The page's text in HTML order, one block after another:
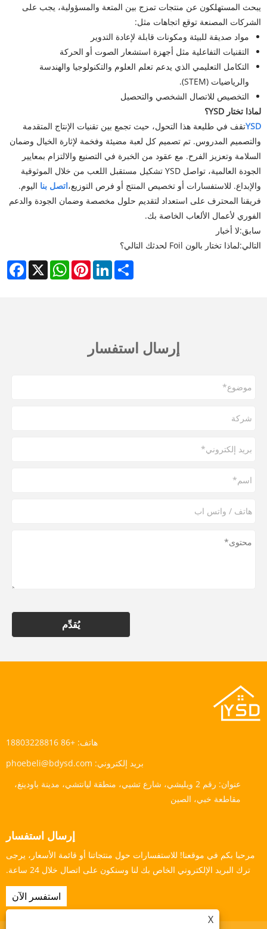
يبحث المستهلكون عن منتجات تمزج بين المتعة والمسؤولية، يجب على
الشركات المصنعة توقع اتجاهات مثل:
مواد صديقة للبيئة ومكونات قابلة لإعادة التدوير
التقنيات التفاعلية مثل أجهزة استشعار الصوت أو الحركة
التكامل التعليمي الذي يدعم تعلم العلوم والتكنولوجيا والهندسة
والرياضيات (STEM).
التخصيص للاتصال الشخصي والتحصيل
لماذا تختار YSD؟
YSDتقف في طليعة هذا التحول، حيث تجمع بين تقنيات الإنتاج المتقدمة
والتصميم المدروس. تم تصميم كل لعبة مضيئة وفخمة لإثارة الخيال وضمان
السلامة وتعزيز الفرح. مع عقود من الخبرة في التصنيع والالتزام بمعايير
الجودة العالمية، تواصل YSD تشكيل مستقبل اللعب من خلال الموثوقية
والإبداع. للاستفسارات أو تخصيص المنتج أو فرص التوزيع،اتصل بنا اليوم.
فريقنا المحترف على استعداد لتقديم حلول مخصصة وضمان الجودة والدعم
الفوري لأعمال الألعاب الخاصة بك.
سابق:لا أخبار
التالي:لماذا تختار بالون Foil لحدثك التالي؟
X
WhatsAppPinterestLinkedInShare
إرسال استفسار
يُقدِّم
هاتف: +86 18803228816
بريد إلكتروني: phoebeli@bdysd.com
عنوان:
رقم 2 ويليشي، شارع تشيي، منطقة ليانتشي، مدينة باودينغ،
مقاطعة خبي، الصين
إرسال استفسار
مرحبا بكم في موقعنا! للاستفسارات حول منتجاتنا أو قائمة الأسعار، يرجى
ترك البريد الإلكتروني الخاص بك لنا وسنكون على اتصال خلال 24 ساعة.
استفسر الآن
X